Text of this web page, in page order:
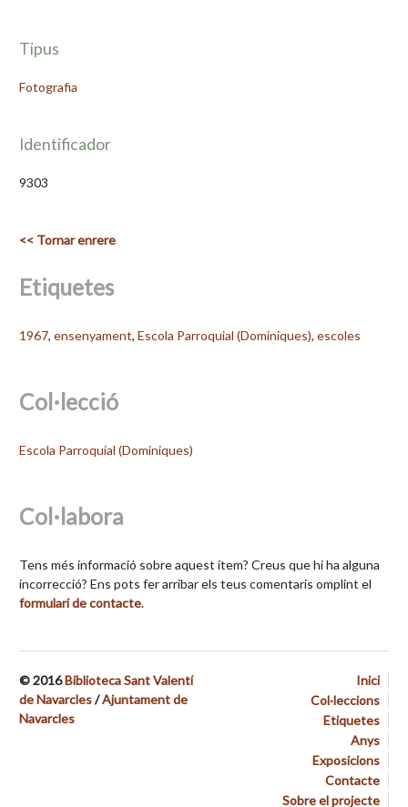
Tipus
Fotografia
Identificador
9303
<< Tornar enrere
Etiquetes
1967, ensenyament, Escola Parroquial (Dominiques), escoles
Col·lecció
Escola Parroquial (Dominiques)
Col·labora
Tens més informació sobre aquest ítem? Creus que hi ha alguna
incorrecció? Ens pots fer arribar els teus comentaris omplint el
formulari de contacte.
Inici
Col·leccions
Etiquetes
Anys
Exposicions
Contacte
Sobre el projecte
© 2016Biblioteca Sant Valentí
de Navarcles/Ajuntament de
Navarcles